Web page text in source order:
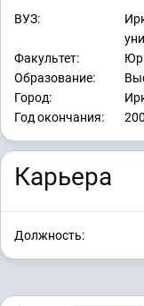
ВУЗ:
Факультет:
Образование:
Город:
Год окончания:
Карьера
Должность: